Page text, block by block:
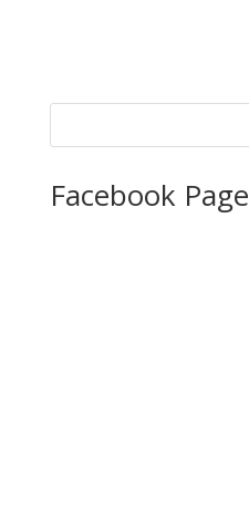
Facebook Page